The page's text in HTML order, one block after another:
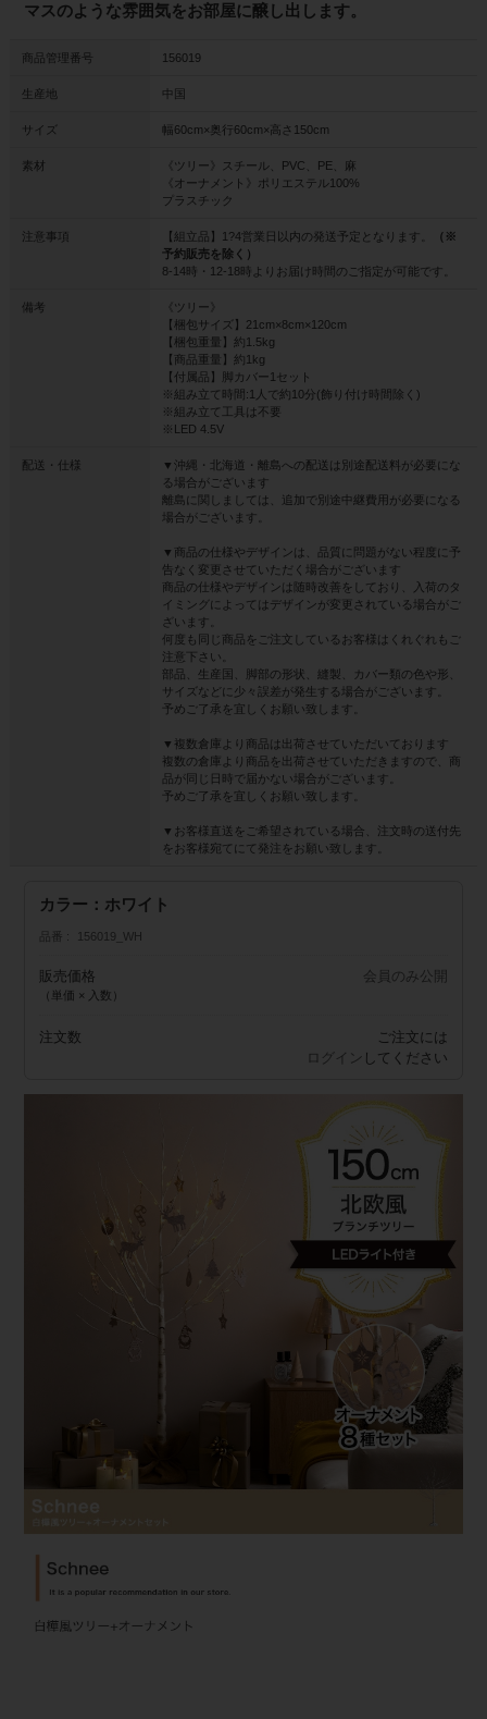
マスのような雰囲気をお部屋に醸し出します。
商品管理番号 156019
生産地 中国
サイズ 幅60cm×奥行60cm×高さ150cm
素材
《ツリー》スチール、PVC、PE、麻
《オーナメント》ポリエステル100%
プラスチック
注意事項 【組立品】1?4営業日以内の発送予定となります。
（※
予約販売を除く）
8-14時・12-18時よりお届け時間のご指定が可能です。
備考
《ツリー》
【梱包サイズ】21cm×8cm×120cm
【梱包重量】約1.5kg
【商品重量】約1kg
【付属品】脚カバー1セット
※組み立て時間:1人で約10分(飾り付け時間除く)
※組み立て工具は不要
※LED 4.5V
配送・仕様
▼沖縄・北海道・離島への配送は別途配送料が必要にな
る場合がございます
離島に関しましては、追加で別途中継費用が必要になる
場合がございます。
▼商品の仕様やデザインは、品質に問題がない程度に予
告なく変更させていただく場合がございます
商品の仕様やデザインは随時改善をしており、入荷のタ
イミングによってはデザインが変更されている場合がご
ざいます。
何度も同じ商品をご注文しているお客様はくれぐれもご
注意下さい。
部品、生産国、脚部の形状、縫製、カバー類の色や形、
サイズなどに少々誤差が発生する場合がございます。
予めご了承を宜しくお願い致します。
▼複数倉庫より商品は出荷させていただいております
複数の倉庫より商品を出荷させていただきますので、商
品が同じ日時で届かない場合がございます。
予めご了承を宜しくお願い致します。
▼お客様直送をご希望されている場合、注文時の送付先
をお客様宛てにて発注をお願い致します。
カラー：ホワイト
品番 156019_WH
販売価格
（単価 × 入数）
会員のみ公開
注文数
ご注文には
ログイン してください